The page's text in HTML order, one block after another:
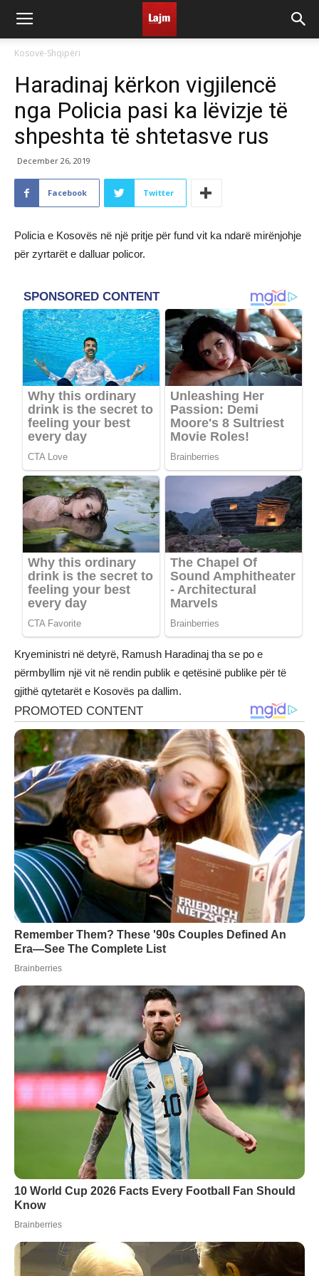
Kosovë-Shqipëri
Haradinaj kërkon vigjilencë
nga Policia pasi ka lëvizje të
shpeshta të shtetasve rus
December 26, 2019
Facebook Twitter
Policia e Kosovës në një pritje për fund vit ka ndarë mirënjohje
për zyrtarët e dalluar policor.
Kryeministri në detyrë, Ramush Haradinaj tha se po e
përmbyllim një vit në rendin publik e qetësinë publike për të
gjithë qytetarët e Kosovës pa dallim.